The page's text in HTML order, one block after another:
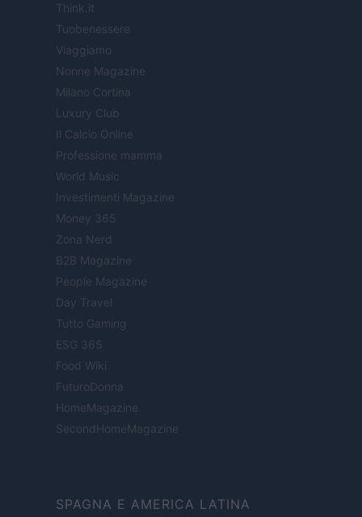
Think.it
Tuobenessere
Viaggiamo
Nonne Magazine
Milano Cortina
Luxury Club
Il Calcio Online
Professione mamma
World Music
Investimenti Magazine
Money 365
Zona Nerd
B2B Magazine
People Magazine
Day Travel
Tutto Gaming
ESG 365
Food Wiki
FuturoDonna
HomeMagazine
SecondHomeMagazine
SPAGNA E AMERICA LATINA